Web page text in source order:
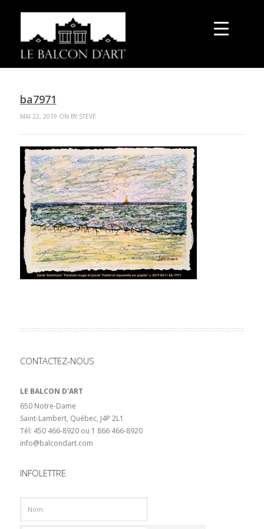
ba7971
MAI 22, 2019 ON BY STEVE
CONTACTEZ-NOUS
LE BALCON D'ART
650 Notre-Dame
Saint-Lambert, Québec, J4P 2L1
Tél: 450 466-8920 ou 1 866 466-8920
info@balcondart.com
INFOLETTRE